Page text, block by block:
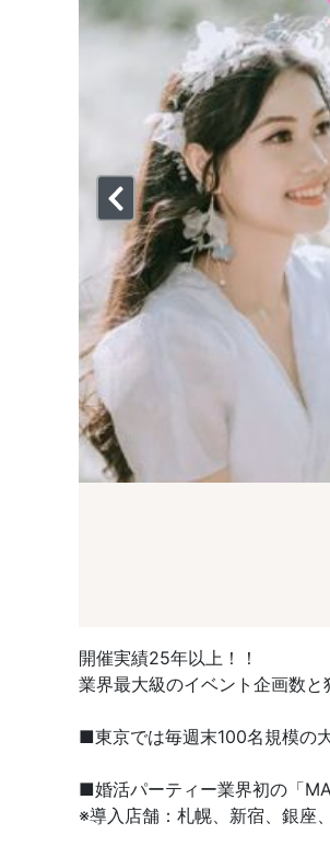
開催実績25年以上！！
業界最大級のイベント企画数
■東京では毎週末100名規模の
■婚活パーティー業界初の「
※導入店舗：札幌、新宿、銀座